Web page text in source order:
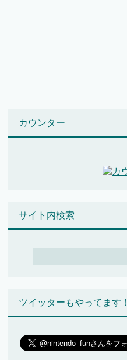
カウンター
サイト内検索
ツイッターもやってます！